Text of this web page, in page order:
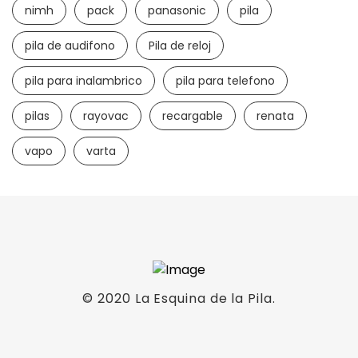
nimh pack panasonic pila
pila de audifono Pila de reloj
pila para inalambrico pila para telefono
pilas rayovac recargable renata
vapo varta
© 2020 La Esquina de la Pila.